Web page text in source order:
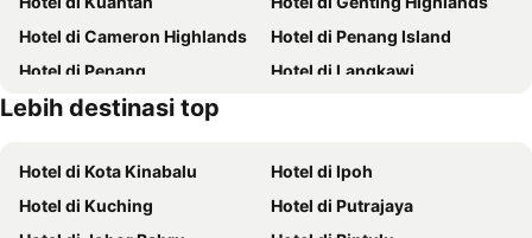
Hotel di Cameron Highlands
Hotel di Penang Island
Hotel di Penang
Hotel di Langkawi
Hotel di Terengganu
Lebih destinasi top
Hotel di Kota Kinabalu
Hotel di Ipoh
Hotel di Kuching
Hotel di Putrajaya